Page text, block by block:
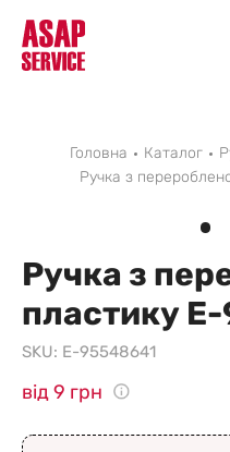
Головна Каталог
Ручка з
Ручка з
пластику
SKU: E-95548641
від 9 грн